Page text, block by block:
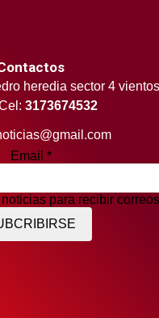
heredia sector 4 vientos
3173674532
Email *
para recibir